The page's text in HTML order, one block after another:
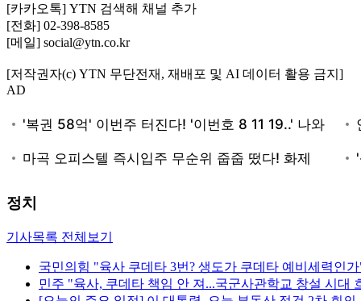
[카카오톡] YTN 검색해 채널 추가
[전화] 02-398-8585
[메일] social@ytn.co.kr
[저작권자(c) YTN 무단전재, 재배포 및 AI 데이터 활용 금지]
AD
정치
기사목록 전체보기
국민의힘 "육사 쿠데타 3번? 생도가 쿠데타 예비세력인
민주 "육사, 쿠데타 책임 안 져...국군사관학교 창설 시대